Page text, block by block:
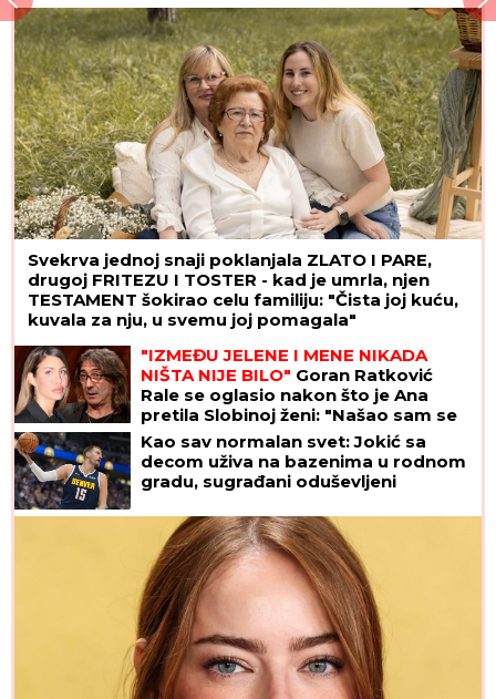
ASTRONOMSKU sumu
Svekrva jednoj snaji poklanjala ZLATO I PARE,
drugoj FRITEZU I TOSTER - kad je umrla, njen
TESTAMENT šokirao celu familiju: "Čista joj kuću,
kuvala za nju, u svemu joj pomagala"
"IZMEĐU JELENE I MENE NIKADA
NIŠTA NIJE BILO" Goran Ratković
Rale se oglasio nakon što je Ana
pretila Slobinoj ženi: "Našao sam se
između prijatelja i žene koju volim
najviše na svetu!"
Kao sav normalan svet: Jokić sa
decom uživa na bazenima u rodnom
gradu, sugrađani oduševljeni